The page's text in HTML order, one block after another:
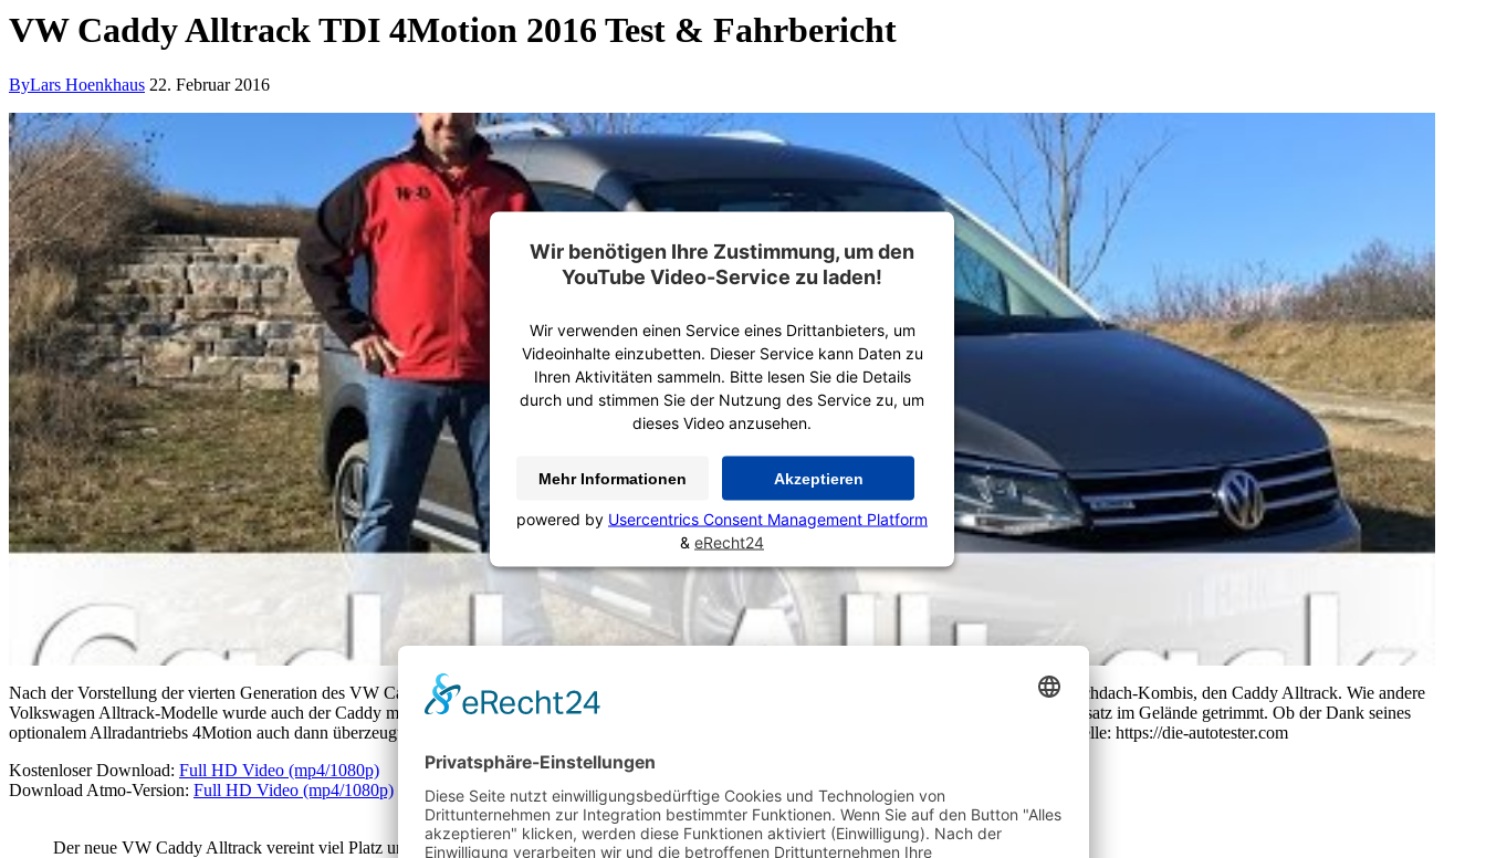
VW Caddy Alltrack TDI 4Motion 2016 Test & Fahrbericht
ByLars Hoenkhaus 22. Februar 2016
Wir benötigen Ihre Zustimmung, um den
YouTube Video-Service zu laden!
Wir verwenden einen Service eines Drittanbieters, um
Videoinhalte einzubetten. Dieser Service kann Daten zu
Ihren Aktivitäten sammeln. Bitte lesen Sie die Details
durch und stimmen Sie der Nutzung des Service zu, um
dieses Video anzusehen.
Mehr Informationen Akzeptieren
powered by Usercentrics Consent Management Platform
& eRecht24
Nach der Vorstellung der vierten Generation des VW Caddy im vergangenen Jahr präsentiert Volkswagen Nutzfahrzeuge nun die Offroad-Version des Hochdach-Kombis, den Caddy Alltrack. Wie andere
Volkswagen Alltrack-Modelle wurde auch der Caddy mit einem Unterfahrschutz und den typischen Beplankungen an den Radhäusern optisch auf den Einsatz im Gelände getrimmt. Ob der Dank seines
optionalem Allradantriebs 4Motion auch dann überzeugt, wenn mann ihn tatsächlich abseits befestigter Wege testet haben wir uns genauer angeschaut. Quelle: https://die-autotester.com
Kostenloser Download: Full HD Video (mp4/1080p)
Download Atmo-Version: Full HD Video (mp4/1080p)
Der neue VW Caddy Alltrack vereint viel Platz und gute Verbrauchswerte mit Offroad-Qualitäten. Foto: VW / http://die-autotester.com